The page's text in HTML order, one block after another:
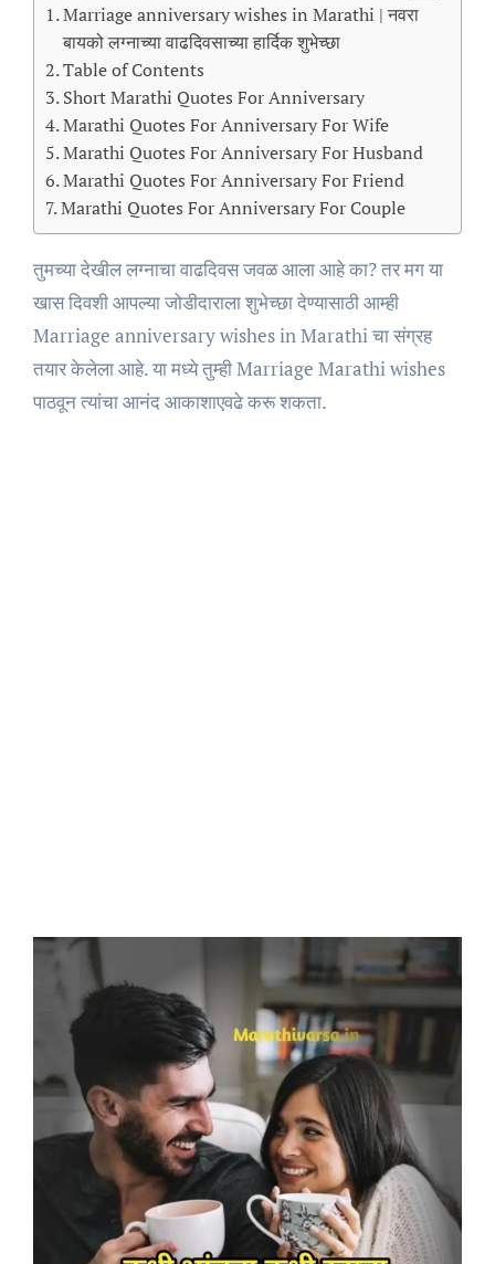
Marriage anniversary wishes in Marathi | नवरा
बायको लग्नाच्या वाढदिवसाच्या हार्दिक शुभेच्छा
Table of Contents
Short Marathi Quotes For Anniversary
Marathi Quotes For Anniversary For Wife
Marathi Quotes For Anniversary For Husband
Marathi Quotes For Anniversary For Friend
Marathi Quotes For Anniversary For Couple
तुमच्या देखील लग्नाचा वाढदिवस जवळ आला आहे का? तर मग या
खास दिवशी आपल्या जोडीदाराला शुभेच्छा देण्यासाठी आम्ही
Marriage anniversary wishes in Marathi चा संग्रह
तयार केलेला आहे. या मध्ये तुम्ही Marriage Marathi wishes
पाठवून त्यांचा आनंद आकाशाएवढे करू शकता.